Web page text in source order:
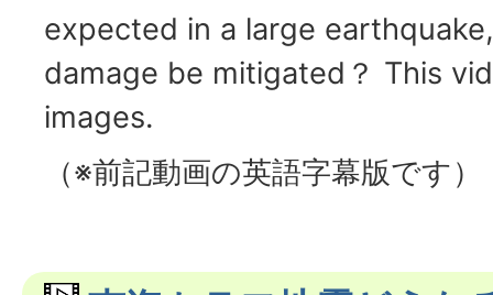
expected in a large
damage be mitigated？ This
images.
（※前記動画の英語字幕版です）